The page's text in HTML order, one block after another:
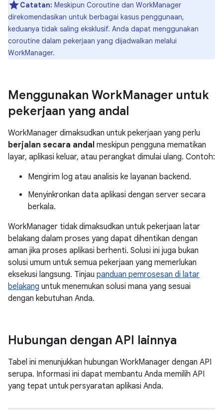
Catatan: Meskipun Coroutine dan WorkManager
direkomendasikan untuk berbagai kasus penggunaan,
keduanya tidak saling eksklusif. Anda dapat menggunakan
coroutine dalam pekerjaan yang dijadwalkan melalui
WorkManager.
Menggunakan WorkManager untuk
pekerjaan yang andal
WorkManager dimaksudkan untuk pekerjaan yang perlu
berjalan secara andal meskipun pengguna mematikan
layar, aplikasi keluar, atau perangkat dimulai ulang. Contoh:
Mengirim log atau analisis ke layanan backend.
Menyinkronkan data aplikasi dengan server secara
berkala.
WorkManager tidak dimaksudkan untuk pekerjaan latar
belakang dalam proses yang dapat dihentikan dengan
aman jika proses aplikasi berhenti. Solusi ini juga bukan
solusi umum untuk semua pekerjaan yang memerlukan
eksekusi langsung. Tinjau panduan pemrosesan di latar
belakang untuk menemukan solusi mana yang sesuai
dengan kebutuhan Anda.
Hubungan dengan API lainnya
Tabel ini menunjukkan hubungan WorkManager dengan API
serupa. Informasi ini dapat membantu Anda memilih API
yang tepat untuk persyaratan aplikasi Anda.